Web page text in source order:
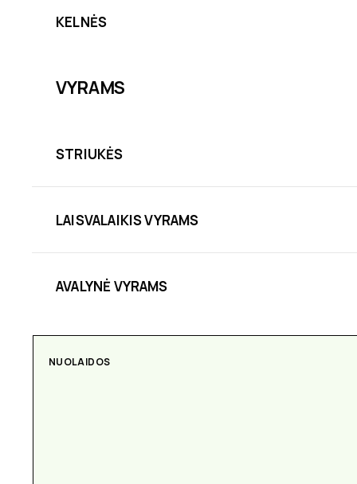
KELNĖS
VYRAMS
STRIUKĖS
LAISVALAIKIS VYRAMS
AVALYNĖ VYRAMS
NUOLAIDOS
AKSESUARAI